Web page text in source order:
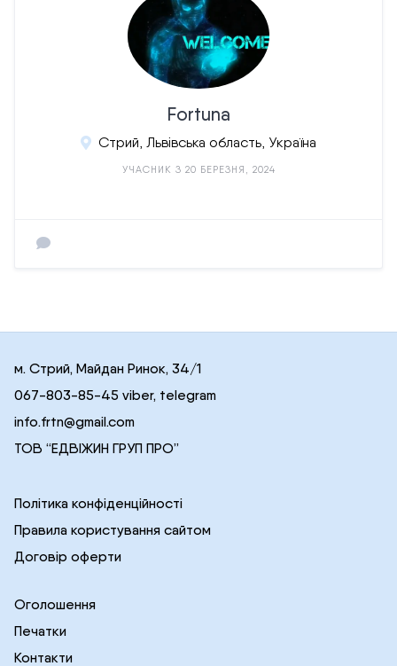
Fortuna
Стрий, Львівська область, Україна
УЧАСНИК З 20 БЕРЕЗНЯ, 2024
м. Стрий, Майдан Ринок, 34/1
067-803-85-45 viber, telegram
info.frtn@gmail.com
ТОВ “ЕДВІЖИН ГРУП ПРО”
Політика конфіденційності
Правила користування сайтом
Договір оферти
Оголошення
Печатки
Контакти